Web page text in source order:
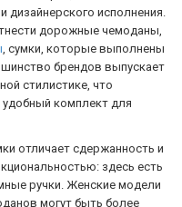
дизайнерского исполнения.
дорожные чемоданы,
, сумки, которые выполнены
брендов выпускает
стилистике, что
комплект для
отличает сдержанность и
здесь есть
ручки. Женские модели
могут быть более